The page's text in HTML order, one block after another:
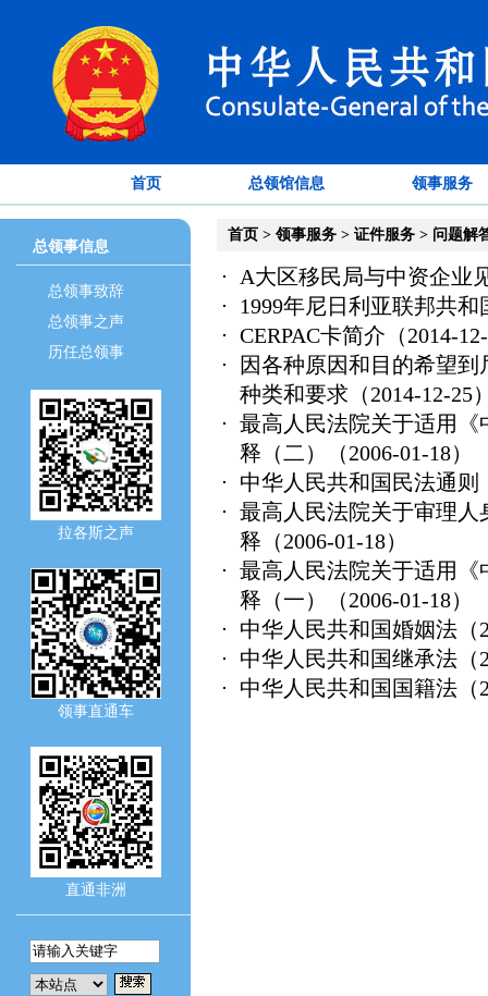
首页 总领馆信息 领事服务
总领事信息
总领事致辞
总领事之声
历任总领事
拉各斯之声
领事直通车
直通非洲
首页 > 领事服务 > 证件服务 > 问题解
A大区移民局与中资企业
1999年尼日利亚联邦共和
CERPAC卡简介 （2014-
因各种原因和目的希望
种类和要求 （2014-12-25
最高人民法院关于适用
释（二）
（2006-01-18）
中华人民共和国民法通则
最高人民法院关于审理
释 （2006-01-18）
最高人民法院关于适用
释（一）
（2006-01-18）
中华人民共和国婚姻法
中华人民共和国继承法
中华人民共和国国籍法